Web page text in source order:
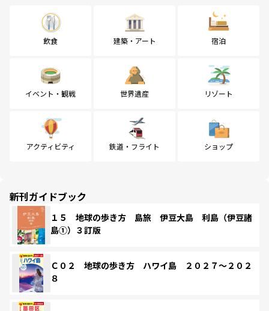
飲食 建築・アート 宿泊
イベント・観戦 世界遺産 リゾート
アクティビティ 鉄道・フライト ショップ
新刊ガイドブック
１５ 地球の歩き方 島旅 伊豆大島 利島（伊豆諸
島①）３訂版
Ｃ０２ 地球の歩き方 ハワイ島 ２０２７～２０２
８